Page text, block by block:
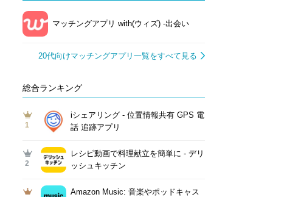
マッチングアプリ with(ウィズ) -出会い
20代向けマッチングアプリ一覧をすべて見る
総合ランキング
1
iシェアリング - 位置情報共有 GPS 電
話 追跡アプリ
2
レシピ動画で料理献立を簡単‪に - デリ
ッシュキッチン
Amazon Music: 音楽やポッドキャス